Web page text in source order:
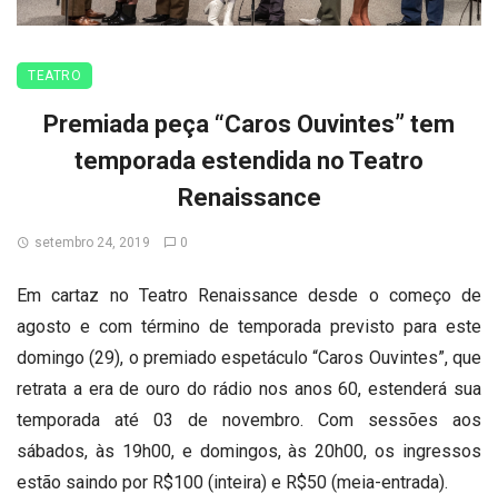
TEATRO
Premiada peça “Caros Ouvintes” tem
temporada estendida no Teatro
Renaissance
setembro 24, 2019 0
Em cartaz no Teatro Renaissance desde o começo de
agosto e com término de temporada previsto para este
domingo (29), o premiado espetáculo “Caros Ouvintes”, que
retrata a era de ouro do rádio nos anos 60, estenderá sua
temporada até 03 de novembro. Com sessões aos
sábados, às 19h00, e domingos, às 20h00, os ingressos
estão saindo por R$100 (inteira) e R$50 (meia-entrada).